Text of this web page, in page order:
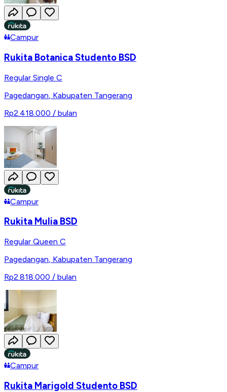
Campur
Rukita Botanica Studento BSD
Regular Single C
Pagedangan Kabupaten Tangerang
Rp2.418.000 / bulan
Campur
Rukita Mulia BSD
Regular Queen C
Pagedangan, Kabupaten Tangerang
Rp2.818.000 / bulan
Campur
Rukita Marigold Studento BSD